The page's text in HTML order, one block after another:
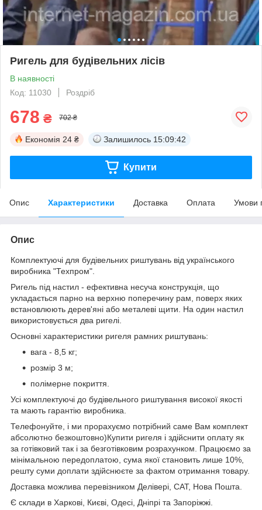
Ригель для будівельних лісів
В наявності
Код: 11030
Роздріб
678 ₴ 702 ₴
Економія 24 ₴ Залишилось 15:09:42
Купити
Опис Характеристики Доставка Оплата Умови
Опис
Комплектуючі для будівельних риштувань від українського
виробника "Техпром".
Ригель під настил - ефективна несуча конструкція, що
укладається парно на верхню поперечину рам, поверх яких
встановлюють дерев'яні або металеві щити. На один настил
використовується два ригелі.
Основні характеристики ригеля рамних риштувань:
вага - 8,5 кг;
розмір 3 м;
полімерне покриття.
Усі комплектуючі до будівельного риштування високої якості
та мають гарантію виробника.
Телефонуйте, і ми прорахуємо потрібний саме Вам комплект
абсолютно безкоштовно)Купити ригеля і здійснити оплату як
за готівковий так і за безготівковим розрахунком. Працюємо за
мінімальною передоплатою, сума якої становить лише 10%,
решту суми доплати здійснюєте за фактом отримання товару.
Доставка можлива перевізником Делівері, САТ, Нова Пошта.
Є склади в Харкові, Києві, Одесі, Дніпрі та Запоріжжі.